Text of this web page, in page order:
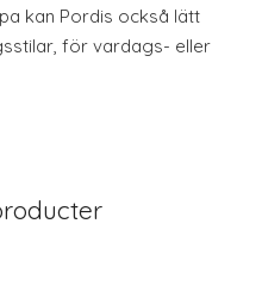
kan Pordis också lätt
för vardags- eller